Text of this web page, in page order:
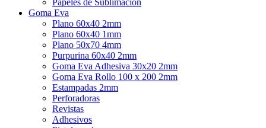
Goma Eva
Plano 60x40 2mm
Plano 60x40 1mm
Plano 50x70 4mm
Purpurina 60x40 2mm
Goma Eva Adhesiva 30x20 2mm
Goma Eva Rollo 100 x 200 2mm
Estampadas 2mm
Perforadoras
Revistas
Adhesivos